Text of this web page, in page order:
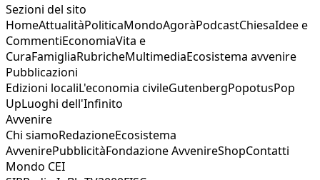
Sezioni del sito
HomeAttualitàPoliticaMondoAgoràPodcastChiesaIdee e
CommentiEconomiaVita e
CuraFamigliaRubricheMultimediaEcosistema avvenire
Pubblicazioni
Edizioni localiL'economia civileGutenbergPopotusPop
UpLuoghi dell'Infinito
Avvenire
Chi siamoRedazioneEcosistema
AvvenirePubblicitàFondazione AvvenireShopContatti
Mondo CEI